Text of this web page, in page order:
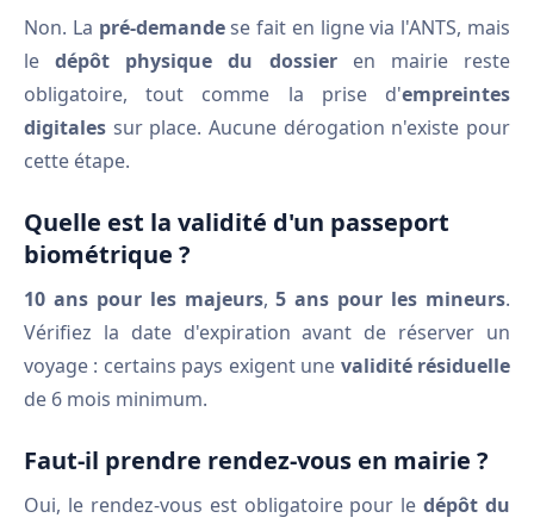
Non. La pré-demandese fait en ligne via l'ANTS, mais
ledépôt physique du dossieren mairie reste
obligatoire, tout comme la prise d'empreintes
digitales sur place. Aucune dérogation n'existe pour
cette étape.
Quelle est la validité d'un passeport
biométrique ?
10 ans pour les majeurs,5 ans pour les mineurs.
Vérifiez la date d'expiration avant de réserver un
voyage : certains pays exigent une validité résiduelle
de 6 mois minimum.
Faut-il prendre rendez-vous en mairie ?
Oui, le rendez-vous est obligatoire pour ledépôt du